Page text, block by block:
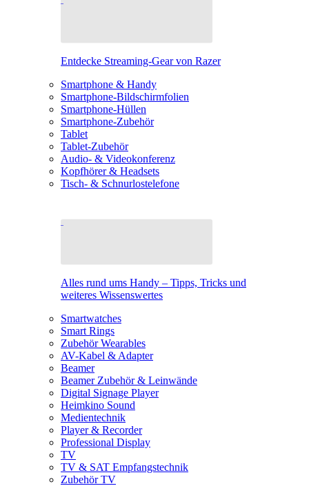
Entdecke Streaming-Gear von Razer
Smartphone & Handy
Smartphone-Bildschirmfolien
Smartphone-Hüllen
Smartphone-Zubehör
Tablet
Tablet-Zubehör
Audio- & Videokonferenz
Kopfhörer & Headsets
Tisch- & Schnurlostelefone
Alles rund ums Handy – Tipps, Tricks und
weiteres Wissenswertes
Smartwatches
Smart Rings
Zubehör Wearables
AV-Kabel & Adapter
Beamer
Beamer Zubehör & Leinwände
Digital Signage Player
Heimkino Sound
Medientechnik
Player & Recorder
Professional Display
TV
TV & SAT Empfangstechnik
Zubehör TV